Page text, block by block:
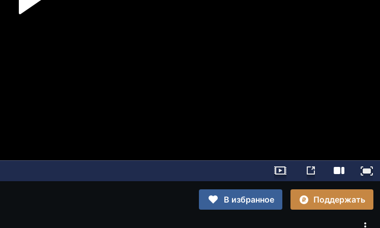
В избранное
Поддержать